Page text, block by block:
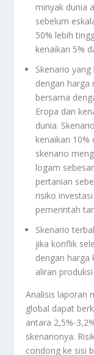
minyak dunia
sebelum
50% lebih
kenaikan 5%
Skenario
dengan harga
bersama
Eropa dan
dunia.
kenaikan 10%
skenario
logam
pertanian
risiko
pemerintah
Skenario
jika konflik
dengan harga
aliran
Analisis laporan
global dapat
antara 2,5%-
skenarionya.
condong ke sisi